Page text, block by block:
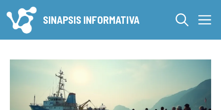
al
contenido
SINAPSIS INFORMATIVA